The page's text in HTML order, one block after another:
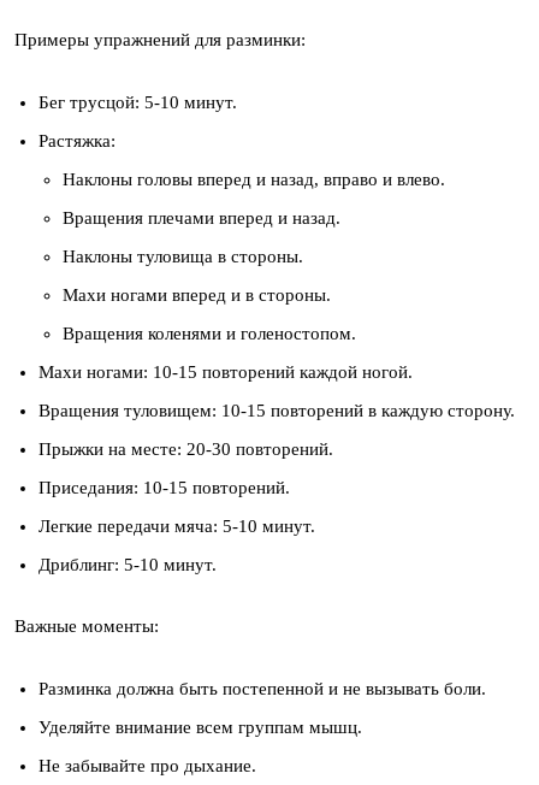
Примеры упражнений для разминки:
Бег трусцой: 5-10 минут.
Растяжка:
Наклоны головы вперед и назад, вправо и влево.
Вращения плечами вперед и назад.
Наклоны туловища в стороны.
Махи ногами вперед и в стороны.
Вращения коленями и голеностопом.
Махи ногами: 10-15 повторений каждой ногой.
Вращения туловищем: 10-15 повторений в каждую сторону.
Прыжки на месте: 20-30 повторений.
Приседания: 10-15 повторений.
Легкие передачи мяча: 5-10 минут.
Дриблинг: 5-10 минут.
Важные моменты:
Разминка должна быть постепенной и не вызывать боли.
Уделяйте внимание всем группам мышц.
Не забывайте про дыхание.